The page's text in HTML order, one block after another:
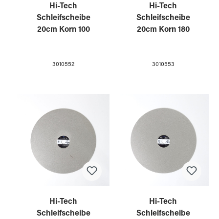
Hi-Tech
Schleifscheibe
20cm Korn 100
3010552
Hi-Tech
Schleifscheibe
20cm Korn 180
3010553
Hi-Tech
Schleifscheibe
Hi-Tech
Schleifscheibe